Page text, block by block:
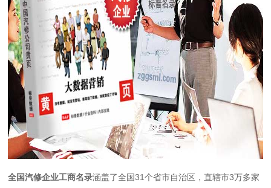
全国汽修企业工商名录涵盖了全国31个省市自治区，直辖市3万多家